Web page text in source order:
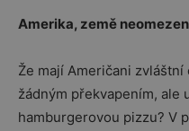
Amerika, země
Že mají Američani
žádným překvapením, ale
hamburgerovou pizzu? V